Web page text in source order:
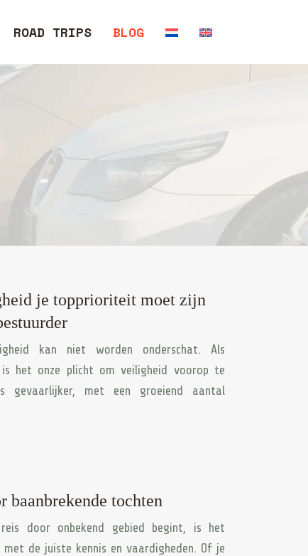
ROAD TRIPS BLOG
je topprioriteit moet zijn
kan niet worden onderschat. Als
is het onze plicht om veiligheid voorop te
gevaarlijker, met een groeiend aantal
tochten
door onbekend gebied begint, is het
de juiste kennis en vaardigheden. Of je